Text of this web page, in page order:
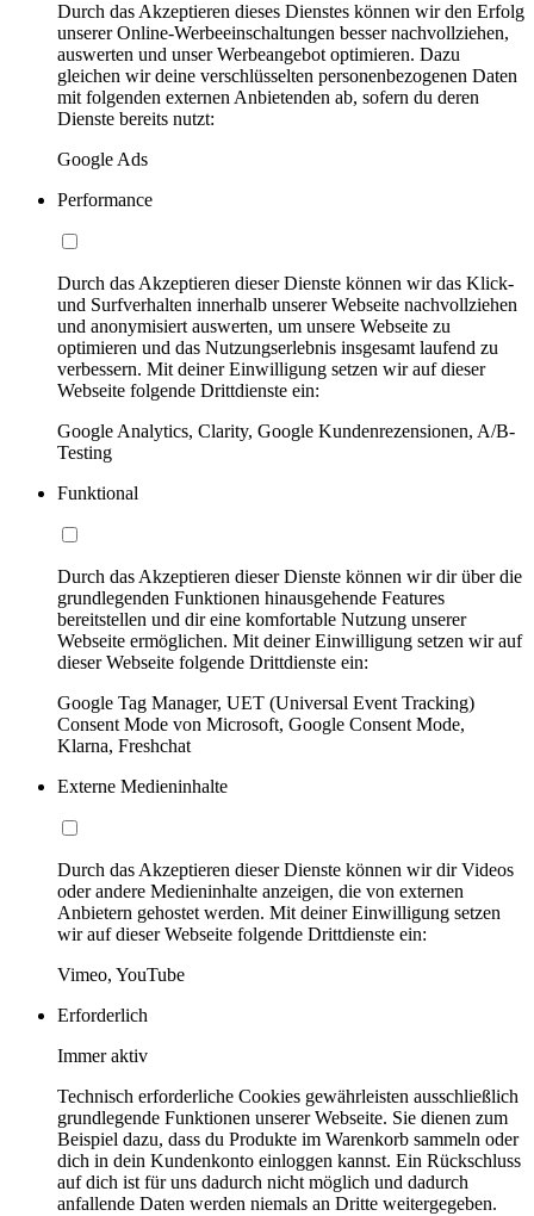
Durch das Akzeptieren dieses Dienstes können wir den Erfolg
unserer Online-Werbeeinschaltungen besser nachvollziehen,
auswerten und unser Werbeangebot optimieren. Dazu
gleichen wir deine verschlüsselten personenbezogenen Daten
mit folgenden externen Anbietenden ab, sofern du deren
Dienste bereits nutzt:
Google Ads
Performance
Durch das Akzeptieren dieser Dienste können wir das Klick-
und Surfverhalten innerhalb unserer Webseite nachvollziehen
und anonymisiert auswerten, um unsere Webseite zu
optimieren und das Nutzungserlebnis insgesamt laufend zu
verbessern. Mit deiner Einwilligung setzen wir auf dieser
Webseite folgende Drittdienste ein:
Google Analytics, Clarity, Google Kundenrezensionen, A/B-
Testing
Funktional
Durch das Akzeptieren dieser Dienste können wir dir über die
grundlegenden Funktionen hinausgehende Features
bereitstellen und dir eine komfortable Nutzung unserer
Webseite ermöglichen. Mit deiner Einwilligung setzen wir auf
dieser Webseite folgende Drittdienste ein:
Google Tag Manager, UET (Universal Event Tracking)
Consent Mode von Microsoft, Google Consent Mode,
Klarna, Freshchat
Externe Medieninhalte
Durch das Akzeptieren dieser Dienste können wir dir Videos
oder andere Medieninhalte anzeigen, die von externen
Anbietern gehostet werden. Mit deiner Einwilligung setzen
wir auf dieser Webseite folgende Drittdienste ein:
Vimeo, YouTube
Erforderlich
Immer aktiv
Technisch erforderliche Cookies gewährleisten ausschließlich
grundlegende Funktionen unserer Webseite. Sie dienen zum
Beispiel dazu, dass du Produkte im Warenkorb sammeln oder
dich in dein Kundenkonto einloggen kannst. Ein Rückschluss
auf dich ist für uns dadurch nicht möglich und dadurch
anfallende Daten werden niemals an Dritte weitergegeben.